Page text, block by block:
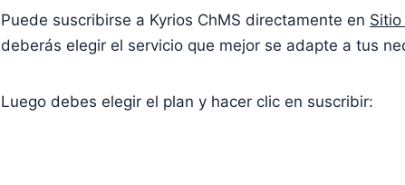
Puede suscribirse a Kyrios ChMS directamente en
deberás elegir el servicio que mejor se adapte a tus
Luego debes elegir el plan y hacer clic en suscribir: